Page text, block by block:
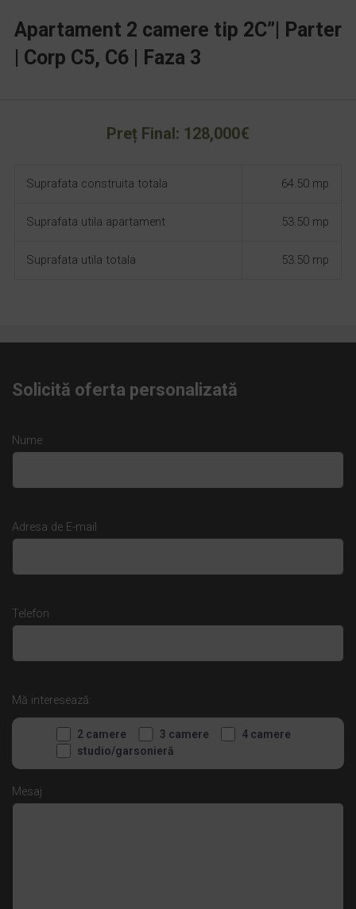
Apartament 2 camere tip 2C”| Parter
| Corp C5, C6 | Faza 3
Preț Final: 128,000€
Suprafata construita totala 64.50 mp
Suprafata utila apartament 53.50 mp
Suprafata utila totala 53.50 mp
Solicită oferta personalizată
Nume
Adresa de E-mail
Telefon
Mă interesează:
2 camere 3 camere
4 camere
studio/garsonieră
Mesaj